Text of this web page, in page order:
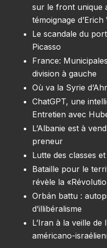
sur le front unique
témoignage
Le scandale du
Picasso
France:
division à gauche
Où va la Syrie
ChatGPT, une
Entretien avec
L’Albanie est à
preneur
Lutte des classes
Bataille pour le
révèle la
Orbán battu :
d’illibéralisme
L’Iran à la veille de
américano-